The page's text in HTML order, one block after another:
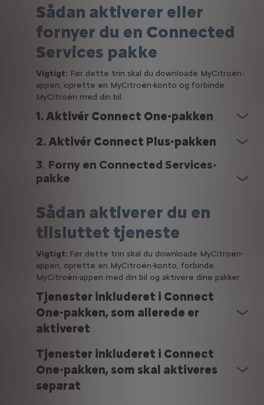
Sådan aktiverer eller
fornyer du en Connected
Services pakke
Vigtigt: Før dette trin skal du downloade MyCitroën-
appen, oprette en MyCitroën-konto og forbinde
MyCitroën med din bil.
1. Aktivér Connect One-pakken
2. Aktivér Connect Plus-pakken
3. Forny en Connected Services-
pakke
Sådan aktiverer du en
tilsluttet tjeneste
Vigtigt: Før dette trin skal du downloade MyCitroën-
appen, oprette en MyCitroën-konto, forbinde
MyCitroën-appen med din bil og aktivere dine pakker.
Tjenester inkluderet i Connect
One-pakken, som allerede er
aktiveret
Tjenester inkluderet i Connect
One-pakken, som skal aktiveres
separat